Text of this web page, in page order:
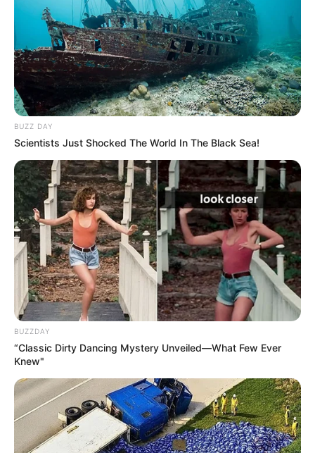
BUZZ DAY
Scientists Just Shocked The World In The Black Sea!
BUZZDAY
“Classic Dirty Dancing Mystery Unveiled—What Few Ever
Knew"